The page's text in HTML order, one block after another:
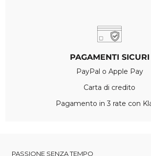
PAGAMENTI SICURI
PayPal o Apple Pay
Carta di credito
Pagamento in 3 rate con
PASSIONE SENZA TEMPO